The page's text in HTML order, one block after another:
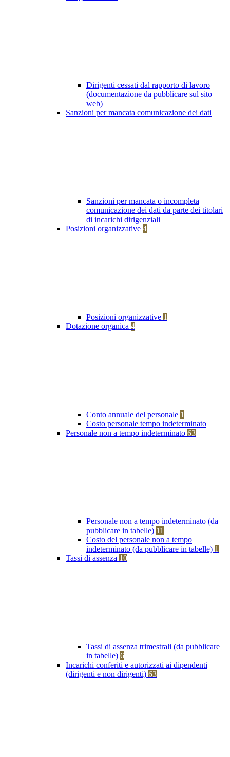
Dirigenti cessati dal rapporto di lavoro
(documentazione da pubblicare sul sito
web)
Sanzioni per mancata comunicazione dei dati
Sanzioni per mancata o incompleta
comunicazione dei dati da parte dei titolari
di incarichi dirigenziali
Posizioni organizzative 4
Posizioni organizzative 1
Dotazione organica 4
Conto annuale del personale 1
Costo personale tempo indeterminato
Personale non a tempo indeterminato 63
Personale non a tempo indeterminato (da
pubblicare in tabelle) 11
Costo del personale non a tempo
indeterminato (da pubblicare in tabelle) 1
Tassi di assenza 10
Tassi di assenza trimestrali (da pubblicare
in tabelle) 6
Incarichi conferiti e autorizzati ai dipendenti
(dirigenti e non dirigenti) 63